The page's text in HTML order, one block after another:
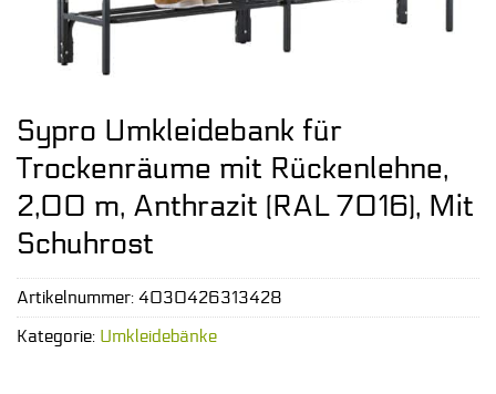
Sypro Umkleidebank für
Trockenräume mit Rückenlehne,
2,00 m, Anthrazit (RAL 7016), Mit
Schuhrost
Artikelnummer: 4030426313428
Kategorie: Umkleidebänke